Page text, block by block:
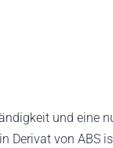
und eine
Derivat von ABS